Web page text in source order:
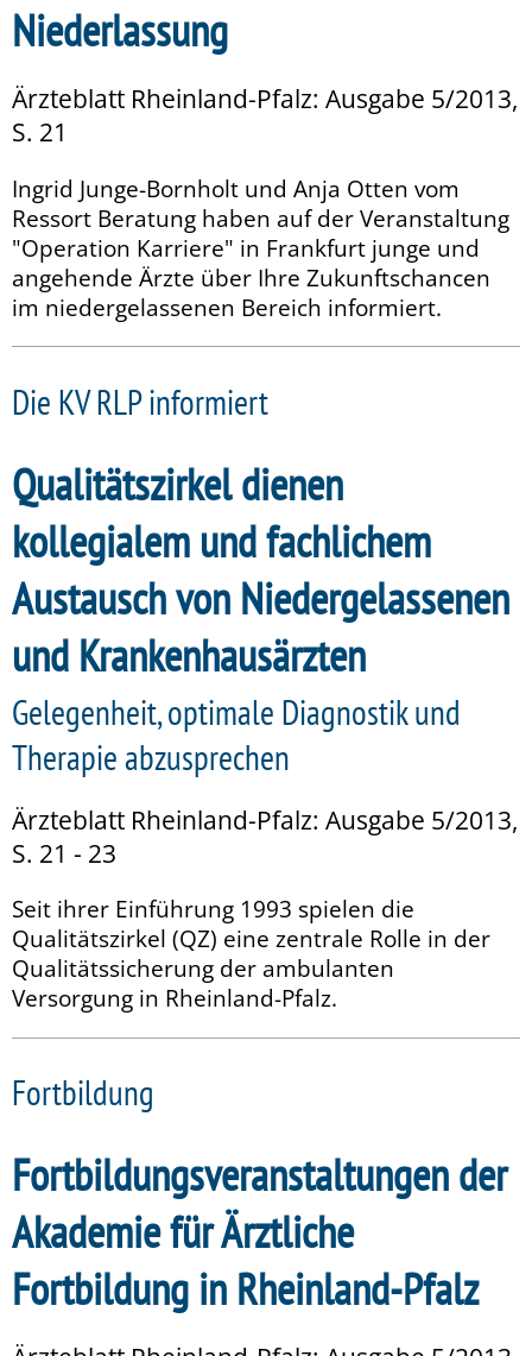
Niederlassung
Ärzteblatt Rheinland-Pfalz: Ausgabe 5/2013,
S. 21
Ingrid Junge-Bornholt und Anja Otten vom
Ressort Beratung haben auf der Veranstaltung
"Operation Karriere" in Frankfurt junge und
angehende Ärzte über Ihre Zukunftschancen
im niedergelassenen Bereich informiert.
Die KV RLP informiert
Qualitätszirkel dienen
kollegialem und fachlichem
Austausch von Niedergelassenen
und Krankenhausärzten
Gelegenheit, optimale Diagnostik und
Therapie abzusprechen
Ärzteblatt Rheinland-Pfalz: Ausgabe 5/2013,
S. 21 - 23
Seit ihrer Einführung 1993 spielen die
Qualitätszirkel (QZ) eine zentrale Rolle in der
Qualitätssicherung der ambulanten
Versorgung in Rheinland-Pfalz.
Fortbildung
Fortbildungsveranstaltungen der
Akademie für Ärztliche
Fortbildung in Rheinland-Pfalz